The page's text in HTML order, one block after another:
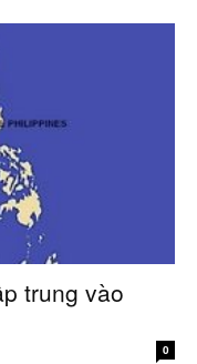
trung vào
0